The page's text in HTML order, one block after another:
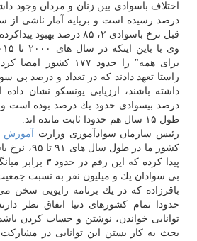
قبل نرخ باسوادی ۲، ۸۵ درصد بهبود پیداكرده است.
برای همه" را حدود ۱۷۷
راستا تعهد دادند كه در تعداد و درصد بی
داشته باشند، ارزیابی یونسكو نشان
درصد بیسوادی حدود یك درصد بوده است و
طول ۱۵ سال هم حدودا ثابت مانده اند.
رئیس سازمان سوادآموزی وزارت
پیدا كرده كه این
بی سوادان یك و میلیون نفر به نسبت
باقرزاده كه در یك برنامه رایویی سخن
حدودا تمام كشورهای دنیا اتفاق نظر
توانایی خواندن، نوشتن و حساب كردن
بحث به كار بستن این توانایی در